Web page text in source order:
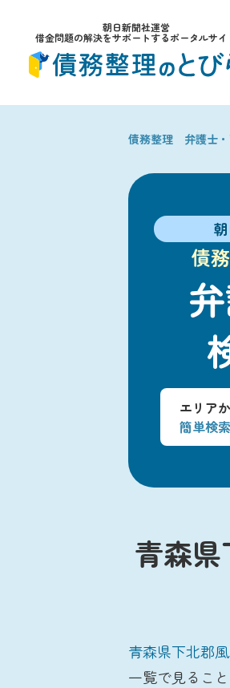
朝日新聞社運営
借金問題の解決をサポートするポータルサイ
債務整理 弁護士・
債
エリア
簡単検索
青森
青森県下北郡
一覧で見るこ